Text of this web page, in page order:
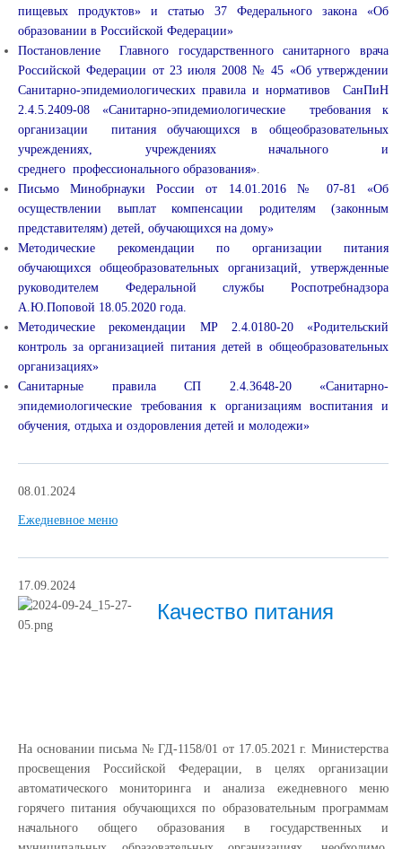
пищевых продуктов» и статью 37 Федерального закона «Об
образовании в Российской Федерации»
Постановление Главного государственного санитарного врача
Российской Федерации от 23 июля 2008 № 45 «Об утверждении
Санитарно-эпидемиологических правила и нормативов СанПиН
2.4.5.2409-08 «Санитарно-эпидемиологические требования к
организации питания обучающихся в общеобразовательных
учреждениях, учреждениях начального и
среднего профессионального образования».
Письмо Минобрнауки России от 14.01.2016 № 07-81 «Об
осуществлении выплат компенсации родителям (законным
представителям) детей, обучающихся на дому»
Методические рекомендации по организации питания
обучающихся общеобразовательных организаций, утвержденные
руководителем Федеральной службы Роспотребнадзора
А.Ю.Поповой 18.05.2020 года.
Методические рекомендации МР 2.4.0180-20 «Родительский
контроль за организацией питания детей в общеобразовательных
организациях»
Санитарные правила СП 2.4.3648-20 «Санитарно-
эпидемиологические требования к организациям воспитания и
обучения, отдыха и оздоровления детей и молодежи»
08.01.2024
Ежедневное меню
17.09.2024
Качество питания
На основании письма № ГД-1158/01 от 17.05.2021 г. Министерства
просвещения Российской Федерации, в целях организации
автоматического мониторинга и анализа ежедневного меню
горячего питания обучающихся по образовательным программам
начального общего образования в государственных и